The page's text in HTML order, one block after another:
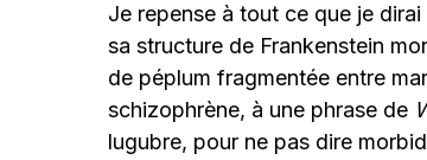
Je repense à tout ce que je
sa structure de Frankenstein
de péplum fragmentée entre
schizophrène, à une phrase de
lugubre, pour ne pas dire